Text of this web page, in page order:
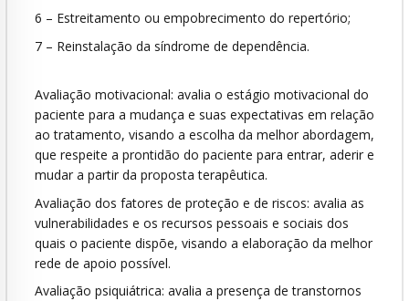
6 – Estreitamento ou empobrecimento do repertório;
7 – Reinstalação da síndrome de dependência.
Avaliação motivacional: avalia o estágio motivacional do
paciente para a mudança e suas expectativas em relação
ao tratamento, visando a escolha da melhor abordagem,
que respeite a prontidão do paciente para entrar, aderir e
mudar a partir da proposta terapêutica.
Avaliação dos fatores de proteção e de riscos: avalia as
vulnerabilidades e os recursos pessoais e sociais dos
quais o paciente dispõe, visando a elaboração da melhor
rede de apoio possível.
Avaliação psiquiátrica: avalia a presença de transtornos